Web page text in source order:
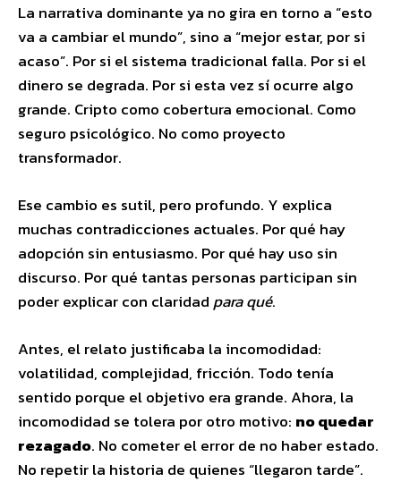
La narrativa dominante ya no gira en torno a “esto
va a cambiar el mundo”, sino a “mejor estar, por si
acaso”. Por si el sistema tradicional falla. Por si el
dinero se degrada. Por si esta vez sí ocurre algo
grande. Cripto como cobertura emocional. Como
seguro psicológico. No como proyecto
transformador.
Ese cambio es sutil, pero profundo. Y explica
muchas contradicciones actuales. Por qué hay
adopción sin entusiasmo. Por qué hay uso sin
discurso. Por qué tantas personas participan sin
poder explicar con claridad para qué.
Antes, el relato justificaba la incomodidad:
volatilidad, complejidad, fricción. Todo tenía
sentido porque el objetivo era grande. Ahora, la
incomodidad se tolera por otro motivo: no quedar
rezagado. No cometer el error de no haber estado.
No repetir la historia de quienes “llegaron tarde”.